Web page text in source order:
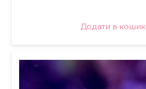
Додати в кошик